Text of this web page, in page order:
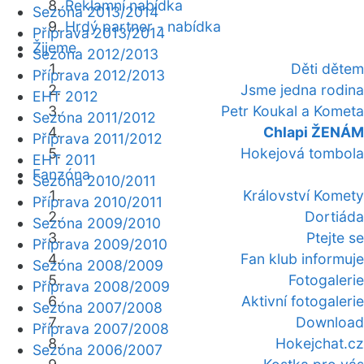
Reklamní nabídka
Hrdý partner - nabídka
Žijeme
Děti dětem
Jsme jedna rodina
Petr Koukal a Kometa
Chlapi ŽENÁM
Hokejová tombola
Fanzóna
Království Komety
Dortiáda
Ptejte se
Fan klub informuje
Fotogalerie
Aktivní fotogalerie
Download
Hokejchat.cz
Sezóna 2013/2014
Příprava 2013/2014
Sezóna 2012/2013
Příprava 2012/2013
EHT 2012
Sezóna 2011/2012
Příprava 2011/2012
EHT 2011
Sezóna 2010/2011
Příprava 2010/2011
Sezóna 2009/2010
Příprava 2009/2010
Sezóna 2008/2009
Příprava 2008/2009
Sezóna 2007/2008
Příprava 2007/2008
Sezóna 2006/2007